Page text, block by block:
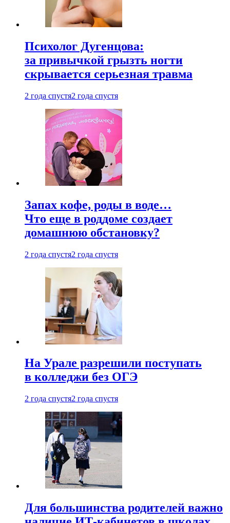
Психолог Дугенцова:
за привычкой грызть ногти
скрывается серьезная травма
2 года спустя2 года спустя
Запах кофе, роды в воде…
Что еще в роддоме создает
домашнюю обстановку?
2 года спустя2 года спустя
На Урале разрешили поступать
в колледжи без ОГЭ
2 года спустя2 года спустя
Для большинства родителей важно